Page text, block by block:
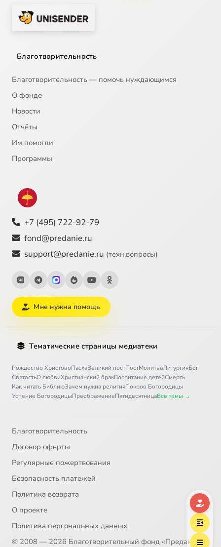
Благотворительность
Благотворительность — помочь нуждающимся
О фонде
Новости
Отчёты
Им помогли
Программы
+7 (495) 722-92-79
fond@predanie.ru
support@predanie.ru (техн.вопросы)
Мне нужна помощь
Тематические страницы медиатеки
Рождество ХристовоПасхаВеликий постПостМолитваЛитургияБог
СвятостьО любвиХристианский бракВоспитание детейСмерть
Как читать БиблиюЗачем нужна религияПокров Богородицы
Успение БогородицыПреображениеПятидесятницаВсе темы →
Благотворительность
Договор оферты
Регулярные пожертвования
Безопасность платежей
Политика возврата
О проекте
Политика персональных данных
© 2008 — 2026 Благотворительный фонд «Предание»